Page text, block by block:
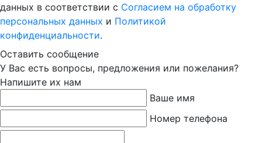
данных в соответствии с Согласием на обработку
персональных данных и Политикой
конфиденциальности.
Оставить сообщение
У Вас есть вопросы, предложения или пожелания?
Напишите их нам
Ваше имя
Номер телефона